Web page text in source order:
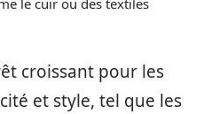
croissant pour les
et style, tel que les